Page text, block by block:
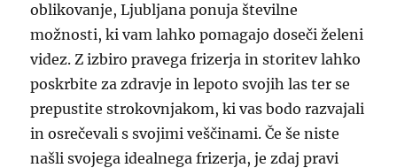
oblikovanje, Ljubljana ponuja številne
možnosti, ki vam lahko pomagajo doseči želeni
videz. Z izbiro pravega frizerja in storitev lahko
poskrbite za zdravje in lepoto svojih las ter se
prepustite strokovnjakom, ki vas bodo razvajali
in osrečevali s svojimi veščinami. Če še niste
našli svojega idealnega frizerja, je zdaj pravi